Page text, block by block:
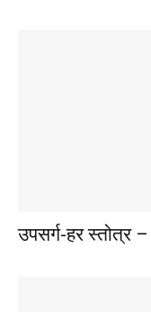
उपसर्ग-हर स्तोत्र